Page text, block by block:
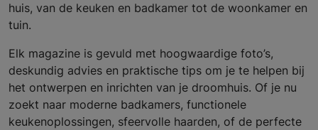
huis, van de keuken en badkamer tot de woonkamer en
tuin.
Elk magazine is gevuld met hoogwaardige foto’s,
deskundig advies en praktische tips om je te helpen bij
het ontwerpen en inrichten van je droomhuis. Of je nu
zoekt naar moderne badkamers, functionele
keukenoplossingen, sfeervolle haarden, of de perfecte